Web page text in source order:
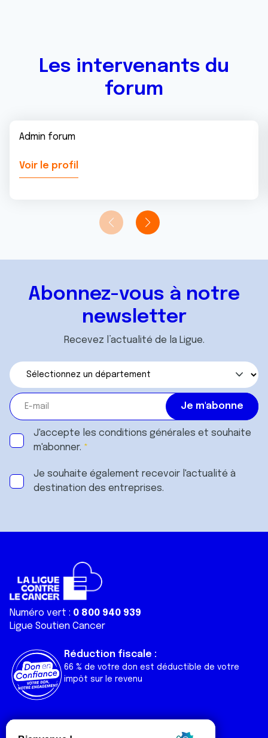
Les intervenants du
forum
Admin forum
Voir le profil
Abonnez-vous à notre
newsletter
Recevez l’actualité de la Ligue.
J'accepte les conditions générales et souhaite
m'abonner.
Je souhaite également recevoir l'actualité à
destination des entreprises.
Numéro vert : 0 800 940 939
Ligue Soutien Cancer
Réduction fiscale :
66 % de votre don est déductible de votre
impôt sur le revenu
Liens utiles